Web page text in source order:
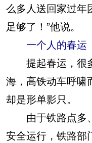
么多人送回家过年
足够了！”他说。
一个人的春运
提起春运，很
海，高铁动车呼啸
却是形单影只。
由于铁路点多
安全运行，铁路部